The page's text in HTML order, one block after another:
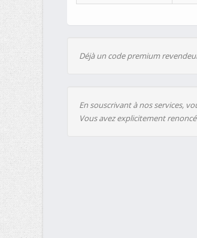
Déjà un code premium
En souscrivant à nos services,
Vous avez explicitement